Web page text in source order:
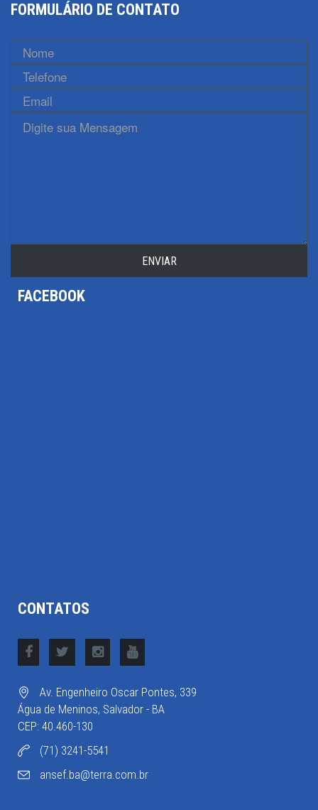
FORMULÁRIO DE CONTATO
ENVIAR
FACEBOOK
CONTATOS
Av. Engenheiro Oscar Pontes, 339
Água de Meninos, Salvador - BA
CEP: 40.460-130
(71) 3241-5541
ansef.ba@terra.com.br